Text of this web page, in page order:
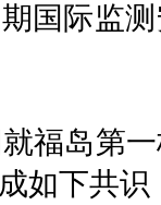
国际监
福岛第
如下共识